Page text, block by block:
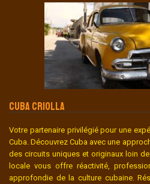
CUBA CRIOLLA
Votre partenaire privilégié pour une
Cuba. Découvrez Cuba avec une
des circuits uniques et originaux loin
locale vous offre réactivité,
approfondie de la culture cubaine.